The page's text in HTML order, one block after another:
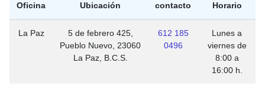
Oficina
Ubicación
contacto
Horario
La Paz
5 de febrero 425,
Pueblo Nuevo, 23060
La Paz, B.C.S.
612 185
0496
Lunes a
viernes de
8:00 a
16:00 h.